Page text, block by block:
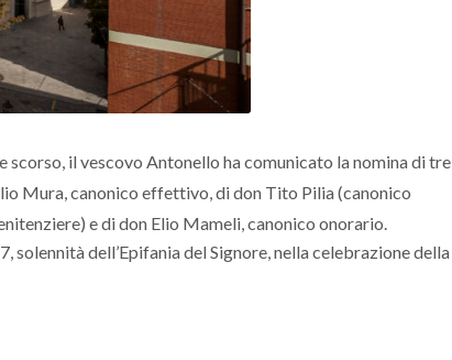
il vescovo Antonello ha comunicato la nomina di tre
Mura, canonico effettivo, di don Tito Pilia (canonico
e di don Elio Mameli, canonico onorario.
solennità dell’Epifania del Signore, nella celebrazione della